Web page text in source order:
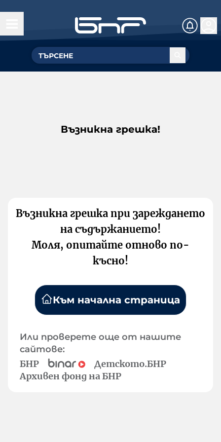
Възникна грешка!
Възникна грешка при зареждането
на съдържанието!
Моля, опитайте отново по-
късно!
Към начална страница
Или проверете още от нашите
сайтове:
БНР
Детското.БНР
Архивен фонд на БНР